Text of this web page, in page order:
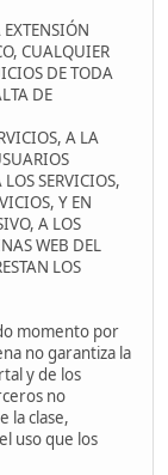
CUALQUIER
DE TODA
DE
A LA
SERVICIOS,
Y EN
A LOS
WEB DEL
LOS
momento por
no garantiza la
y de los
no
la clase,
uso que los